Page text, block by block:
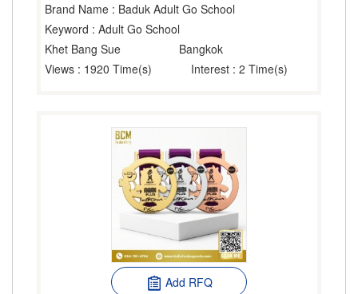
Brand Name : Baduk Adult Go School
Keyword : Adult Go School
Khet Bang Sue
Bangkok
Views : 1920 Time(s) Interest : 2 Time(s)
Add RFQ